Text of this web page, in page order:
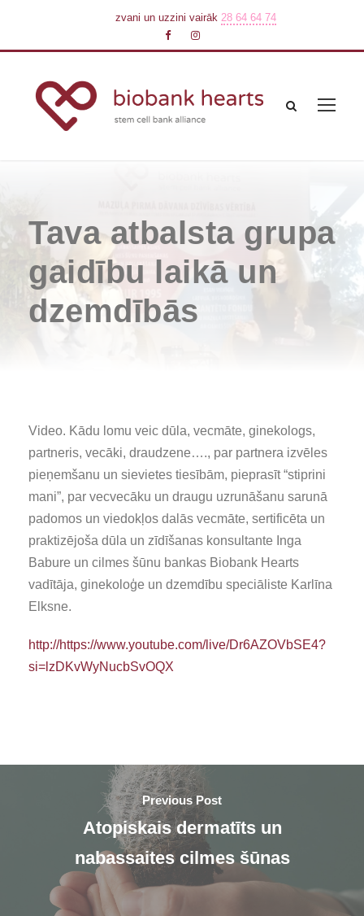
zvani un uzzini vairāk 28 64 64 74
Tava atbalsta grupa
gaidību laikā un
dzemdībās
Video. Kādu lomu veic dūla, vecmāte, ginekologs,
partneris, vecāki, draudzene…., par partnera izvēles
pieņemšanu un sievietes tiesībām, pieprasīt “stiprini
mani”, par vecvecāku un draugu uzrunāšanu sarunā
padomos un viedokļos dalās vecmāte, sertificēta un
praktizējoša dūla un zīdīšanas konsultante Inga
Babure un cilmes šūnu bankas Biobank Hearts
vadītāja, ginekoloģe un dzemdību speciāliste Karlīna
Elksne.
http://https://www.youtube.com/live/Dr6AZOVbSE4?
si=lzDKvWyNucbSvOQX
Previous Post
Atopiskais dermatīts un
nabassaites cilmes šūnas